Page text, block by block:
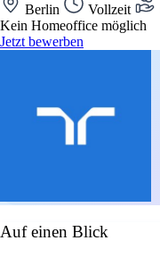
Berlin Vollzeit
Kein Homeoffice möglich
Jetzt bewerben
Auf einen Blick